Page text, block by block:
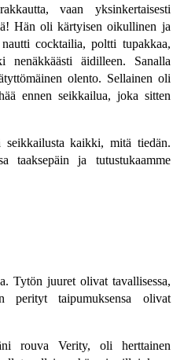
vaan yksinkertaisesti
Hän oli kärtyisen oikullinen ja
cocktailia, poltti tupakkaa,
nenäkkäästi äidilleen. Sanalla
olento. Sellainen oli
ennen seikkailua, joka sitten
kaikki, mitä tiedän.
taaksepäin ja tutustukaamme
Tytön juuret olivat tavallisessa,
perityt taipumuksensa olivat
rouva Verity, oli herttainen